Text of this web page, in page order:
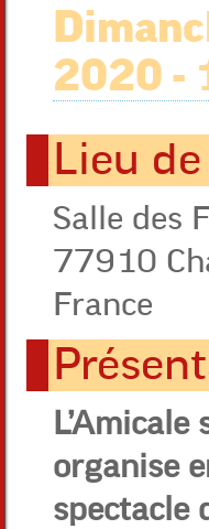
2020 -
Lieu
Salle des
77910
France
organise
spectacle